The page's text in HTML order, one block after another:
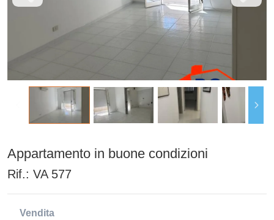
Appartamento in buone condizioni
Rif.: VA 577
Vendita